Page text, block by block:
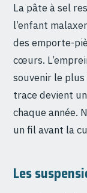
La pâte à sel
l’enfant
des emporte-
cœurs.
souvenir le
trace devient
chaque année.
un fil avant la
Les